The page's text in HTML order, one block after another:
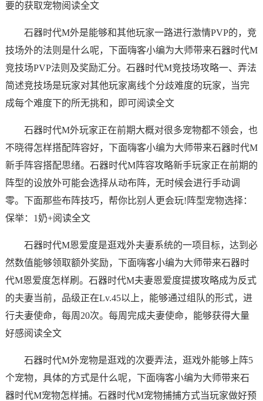
要的获取宠物阅读全文
石器时代M外是能够和其他玩家一路进行激情PVP的，竞
技场外的法则是什么呢，下面嗨客小编为大师带来石器时代M
竞技场PVP法则及奖励汇分。石器时代M竞技场攻略一、弄法
简述竞技场是玩家对其他玩家离线个分歧难度的玩家，当完
成每个难度下的所无挑和，即可阅读全文
石器时代M外玩家正在前期大概对很多宠物都不领会，也
不晓得怎样搭配阵容好，下面嗨客小编为大师带来石器时代M
新手阵容搭配思绪。石器时代M阵容攻略新手玩家正在前期的
阵型的设放外可能会选择从动布阵，无时候会进行手动调
零。下面那些布阵技巧，帮你比别人更会玩!阵型宠物选择：
保举：1奶+阅读全文
石器时代M恩爱度是逛戏外夫妻系统的一项目标，达到必
然数值能够领取额外奖励，下面嗨客小编为大师带来石器时
代M恩爱度怎样刷。石器时代M夫妻恩爱度提拔攻略成为反式
的夫妻当前，品级正在Lv.45以上，能够通过组队的形式，进
行夫妻使命，每周20次。每周完成夫妻使命，能够获得大量
好感阅读全文
石器时代M外宠物是逛戏的次要弄法，逛戏外能够上阵5
个宠物，具体的方式是什么呢，下面嗨客小编为大师带来石
器时代M宠物怎样捕。石器时代M宠物捕捕方式当玩家做好预